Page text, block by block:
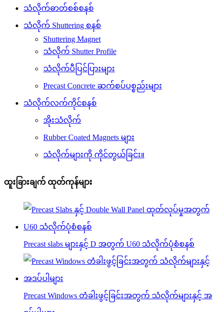
သံလိုက်ဓာတ်စစ်စနစ်
သံလိုက် Shuttering စနစ်
Shuttering Magnet
သံလိုက် Shutter Profile
သံလိုက်ပီပြင်ပြားများ
Precast Concrete ဆက်စပ်ပစ္စည်းများ
သံလိုက်လက်ကိုင်စနစ်
အိုးသံလိုက်
Rubber Coated Magnets များ
သံလိုက်များကို ကိုင်တွယ်ခြင်း။
ထူးခြားချက် ထုတ်ကုန်များ
Precast slabs များနှင့် D အတွက် U60 သံလိုက်ပုံစံစနစ်
Precast Windows တံခါးဖွင့်ခြင်းအတွက် သံလိုက်များနှင့် အ